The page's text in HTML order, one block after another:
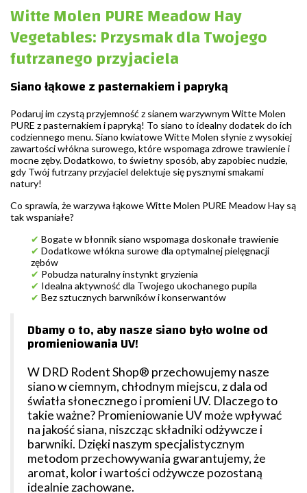
Witte Molen PURE Meadow Hay
Vegetables: Przysmak dla Twojego
futrzanego przyjaciela
Siano łąkowe z pasternakiem i papryką
Podaruj im czystą przyjemność z sianem warzywnym Witte Molen
PURE z pasternakiem i papryką! To siano to idealny dodatek do ich
codziennego menu. Siano kwiatowe Witte Molen słynie z wysokiej
zawartości włókna surowego, które wspomaga zdrowe trawienie i
mocne zęby. Dodatkowo, to świetny sposób, aby zapobiec nudzie,
gdy Twój futrzany przyjaciel delektuje się pysznymi smakami
natury!
Co sprawia, że warzywa łąkowe Witte Molen PURE Meadow Hay są
tak wspaniałe?
✔ Bogate w błonnik siano wspomaga doskonałe trawienie
✔ Dodatkowe włókna surowe dla optymalnej pielęgnacji
zębów
✔ Pobudza naturalny instynkt gryzienia
✔ Idealna aktywność dla Twojego ukochanego pupila
✔ Bez sztucznych barwników i konserwantów
Dbamy o to, aby nasze siano było wolne od
promieniowania UV!
W DRD Rodent Shop® przechowujemy nasze
siano w ciemnym, chłodnym miejscu, z dala od
światła słonecznego i promieni UV. Dlaczego to
takie ważne? Promieniowanie UV może wpływać
na jakość siana, niszcząc składniki odżywcze i
barwniki. Dzięki naszym specjalistycznym
metodom przechowywania gwarantujemy, że
aromat, kolor i wartości odżywcze pozostaną
idealnie zachowane.